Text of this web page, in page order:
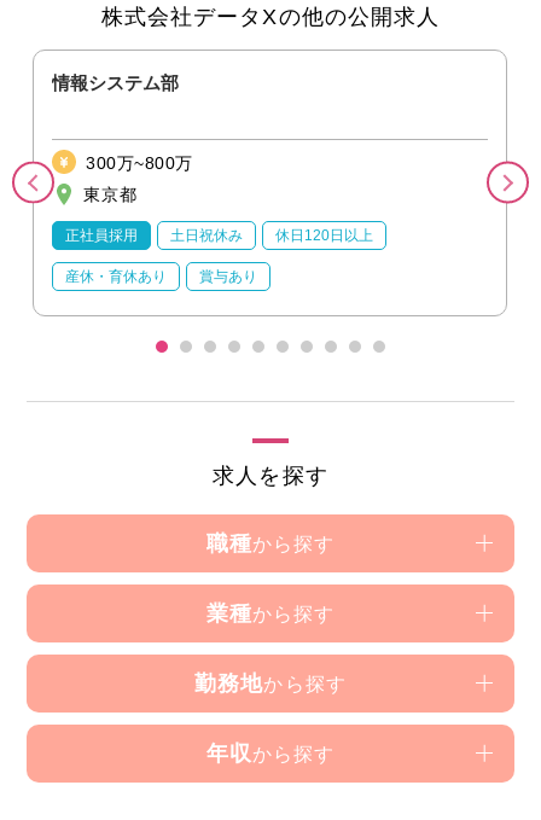
株式会社データXの他の公開求人
情報システム部
300万~800万
東京都
正社員採用 土日祝休み 休日120日以上
産休・育休あり 賞与あり
求人を探す
職種から探す
業種から探す
勤務地から探す
年収 から探す